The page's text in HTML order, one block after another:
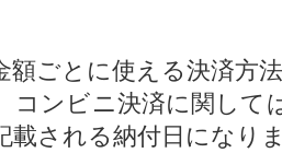
額ごとに使える決済方
コンビニ決済に関して
載される納付日になり